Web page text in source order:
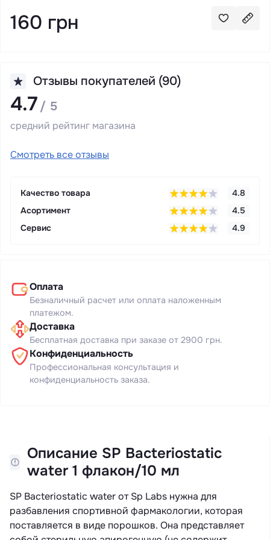
160 грн
Отзывы покупателей (90)
4.7 / 5
средний рейтинг магазина
Смотреть все отзывы
Качество товара
4.8
Асортимент
4.5
Сервис
4.9
Оплата
Безналичный расчет или оплата наложенным
платежом.
Доставка
Бесплатная доставка при заказе от 2900 грн.
Конфиденциальность
Профессиональная консультация и
конфиденциальность заказа.
Описание SP Bacteriostatic
water 1 флакон/10 мл
SP Bacteriostatic water от Sp Labs нужна для
разбавления спортивной фармакологии, которая
поставляется в виде порошков. Она представляет